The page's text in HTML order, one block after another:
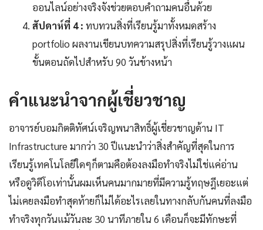
ออนไลน์อย่างจริงจังช่วยตอบคำถามคนอื่นด้วย
สัปดาห์ที่ 4 : ทบทวนสิ่งที่เรียนรู้มาทั้งหมดสร้าง
portfolio ผลงานเขียนบทความสรุปสิ่งที่เรียนรู้วางแผน
ขั้นตอนถัดไปสำหรับ 90 วันข้างหน้า
คำแนะนำจากผู้เชี่ยวชาญ
อาจารย์บอมกิตติทัศน์เจริญพนาสิทธิ์ผู้เชี่ยวชาญด้าน IT
Infrastructure มากว่า 30 ปีแนะนำว่าสิ่งสำคัญที่สุดในการ
เรียนรู้เทคโนโลยีใดๆก็ตามคือต้องลงมือทำจริงไม่ใช่แค่อ่าน
หรือดูวิดีโอเท่านั้นผมเห็นคนมากมายที่มีความรู้ทฤษฎีเยอะแต่
ไม่เคยลงมือทำสุดท้ายก็ไม่ได้อะไรเลยในทางกลับกันคนที่ลงมือ
ทำจริงทุกวันแม้วันละ 30 นาทีภายใน 6 เดือนก็จะมีทักษะที่